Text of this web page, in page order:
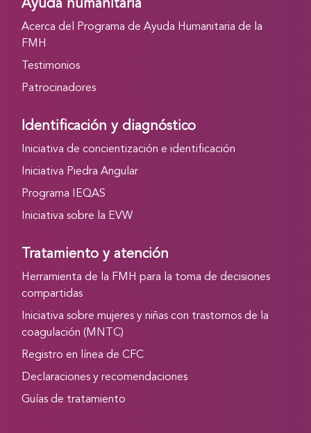
Ayuda humanitaria
Acerca del Programa de Ayuda Humanitaria de la
FMH
Testimonios
Patrocinadores
Identificación y diagnóstico
Iniciativa de concientización e identificación
Iniciativa Piedra Angular
Programa IEQAS
Iniciativa sobre la EVW
Tratamiento y atención
Herramienta de la FMH para la toma de decisiones
compartidas
Iniciativa sobre mujeres y niñas con trastornos de la
coagulación (MNTC)
Registro en línea de CFC
Declaraciones y recomendaciones
Guías de tratamiento